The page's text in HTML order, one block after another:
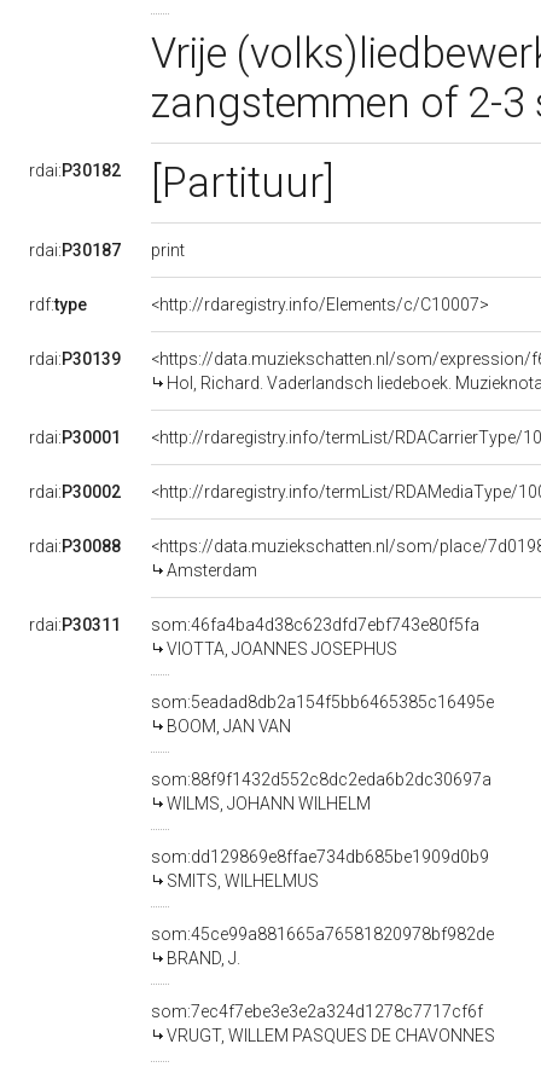
Vrije
zangstemmen of 2-
rdai:P30182 [Partituur]
rdai:P30187 print
rdf:type <http://rdaregistry.info/Elements/c/C10007>
rdai:P30139
<https://data.muziekschatten.nl/som/
Hol, Richard. Vaderlandsch liedeboek.
rdai:P30001 <http://rdaregistry.info/termList/RDACarrierType/
rdai:P30002 <http://rdaregistry.info/termList/RDAMediaType/
rdai:P30088
<https://data.muziekschatten.nl/som/place/
Amsterdam
rdai:P30311
som:46fa4ba4d38c623dfd7ebf743e80f5fa
VIOTTA, JOANNES JOSEPHUS
som:5eadad8db2a154f5bb6465385c16495e
BOOM, JAN VAN
som:88f9f1432d552c8dc2eda6b2dc30697a
WILMS, JOHANN WILHELM
som:dd129869e8ffae734db685be1909d0b9
SMITS, WILHELMUS
som:45ce99a881665a76581820978bf982de
BRAND, J.
som:7ec4f7ebe3e3e2a324d1278c7717cf6f
VRUGT, WILLEM PASQUES DE CHAVONNES